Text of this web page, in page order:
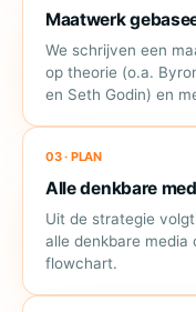
Maatwerk
We schrijven een
op theorie (o.a.
en Seth Godin) en
03 · PLAN
Alle denkbare
Uit de strategie
alle denkbare media
flowchart.